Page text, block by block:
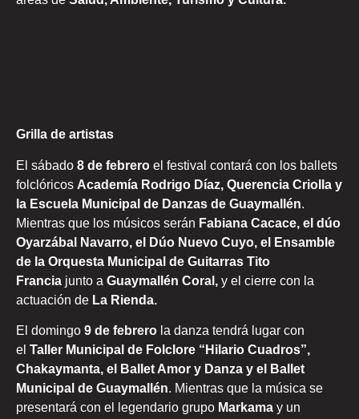
Grilla de artistas
El sábado 8 de febrero el festival contará con los ballets
folclóricos Academía Rodrigo Díaz, Querencia Criolla y
la Escuela Municipal de Danzas de Guaymallén.
Mientras que los músicos serán Fabiana Cacace, el dúo
Oyarzábal Navarro, el Dúo Nuevo Cuyo, el Ensamble
de la Orquesta Municipal de Guitarras Tito
Francia junto a Guaymallén Coral, y el cierre con la
actuación de La Rienda.
El domingo 9 de febrero la danza tendrá lugar con
el Taller Municipal de Folclore “Hilario Cuadros”,
Chakaymanta, el Ballet Amor y Danza y el Ballet
Municipal de Guaymallén. Mientras que la música se
presentará con el legendario grupo Markama y un